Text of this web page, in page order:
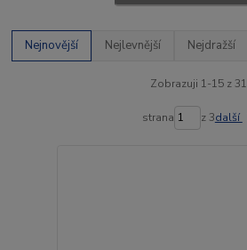
Nejnovější Nejlevnější Nejdražší
Zobrazuji 1-15 z 31
strana z 3další